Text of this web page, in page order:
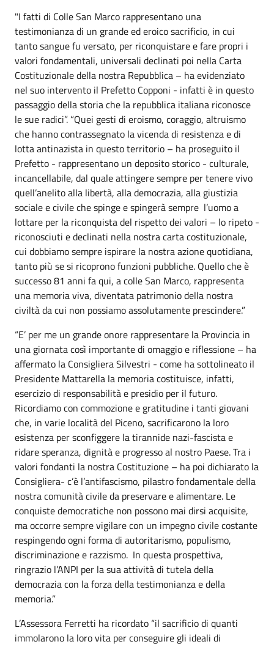
"I fatti di Colle San Marco rappresentano una
testimonianza di un grande ed eroico sacrificio, in cui
tanto sangue fu versato, per riconquistare e fare propri i
valori fondamentali, universali declinati poi nella Carta
Costituzionale della nostra Repubblica – ha evidenziato
nel suo intervento il Prefetto Copponi - infatti è in questo
passaggio della storia che la repubblica italiana riconosce
le sue radici”. “Quei gesti di eroismo, coraggio, altruismo
che hanno contrassegnato la vicenda di resistenza e di
lotta antinazista in questo territorio – ha proseguito il
Prefetto - rappresentano un deposito storico - culturale,
incancellabile, dal quale attingere sempre per tenere vivo
quell’anelito alla libertà, alla democrazia, alla giustizia
sociale e civile che spinge e spingerà sempre l’uomo a
lottare per la riconquista del rispetto dei valori – lo ripeto -
riconosciuti e declinati nella nostra carta costituzionale,
cui dobbiamo sempre ispirare la nostra azione quotidiana,
tanto più se si ricoprono funzioni pubbliche. Quello che è
successo 81 anni fa qui, a colle San Marco, rappresenta
una memoria viva, diventata patrimonio della nostra
civiltà da cui non possiamo assolutamente prescindere.”
“E’ per me un grande onore rappresentare la Provincia in
una giornata così importante di omaggio e riflessione – ha
affermato la Consigliera Silvestri - come ha sottolineato il
Presidente Mattarella la memoria costituisce, infatti,
esercizio di responsabilità e presidio per il futuro.
Ricordiamo con commozione e gratitudine i tanti giovani
che, in varie località del Piceno, sacrificarono la loro
esistenza per sconfiggere la tirannide nazi-fascista e
ridare speranza, dignità e progresso al nostro Paese. Tra i
valori fondanti la nostra Costituzione – ha poi dichiarato la
Consigliera- c’è l’antifascismo, pilastro fondamentale della
nostra comunità civile da preservare e alimentare. Le
conquiste democratiche non possono mai dirsi acquisite,
ma occorre sempre vigilare con un impegno civile costante
respingendo ogni forma di autoritarismo, populismo,
discriminazione e razzismo. In questa prospettiva,
ringrazio l’ANPI per la sua attività di tutela della
democrazia con la forza della testimonianza e della
memoria.”
L’Assessora Ferretti ha ricordato “il sacrificio di quanti
immolarono la loro vita per conseguire gli ideali di